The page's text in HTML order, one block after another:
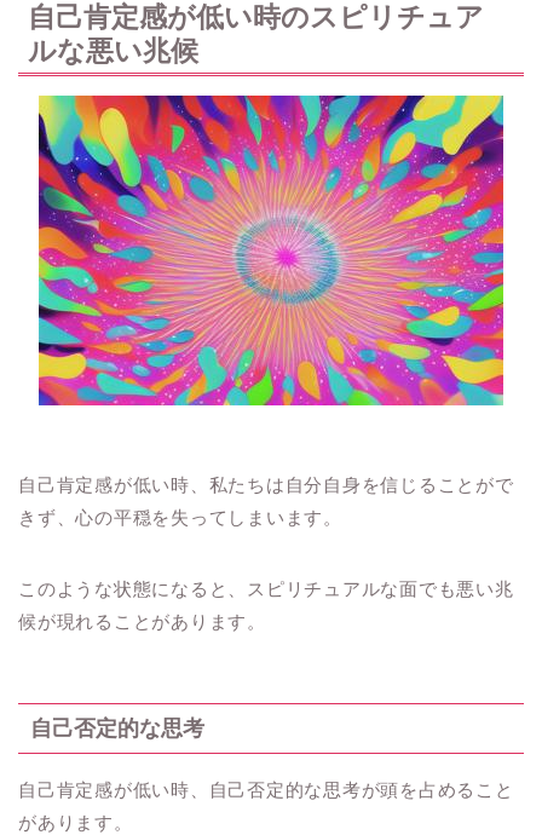
自己肯定感が低い時のスピリチュア
ルな悪い兆候
自己肯定感が低い時、私たちは自分自身を信じることがで
きず、心の平穏を失ってしまいます。
このような状態になると、スピリチュアルな面でも悪い兆
候が現れることがあります。
自己否定的な思考
自己肯定感が低い時、自己否定的な思考が頭を占めること
があります。